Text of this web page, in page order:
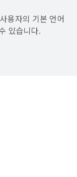
용자의 기본 언어
있습니다.